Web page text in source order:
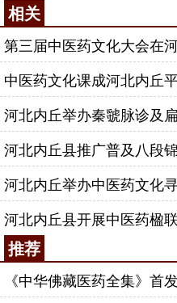
相关
第三届中医药文化大会在
中医药文化课成河北内丘
河北内丘举办秦虢脉诊及
河北内丘县推广普及八段锦
河北内丘举办中医药文化
河北内丘县开展中医药楹
推荐
《中华佛藏医药全集》首